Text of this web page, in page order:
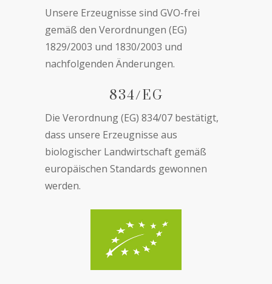
Unsere Erzeugnisse sind GVO-frei
gemäß den Verordnungen (EG)
1829/2003 und 1830/2003 und
nachfolgenden Änderungen.
834/EG
Die Verordnung (EG) 834/07 bestätigt,
dass unsere Erzeugnisse aus
biologischer Landwirtschaft gemäß
europäischen Standards gewonnen
werden.